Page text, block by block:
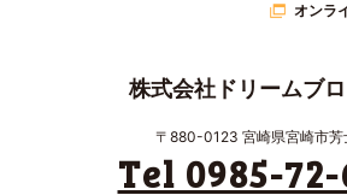
オンラ
株式会社ドリームブ
〒880-0123 宮崎県宮崎市
Tel 0985-72-